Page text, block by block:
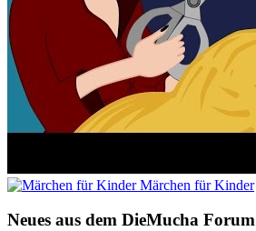
Märchen für Kinder
Neues aus dem DieMucha Forum